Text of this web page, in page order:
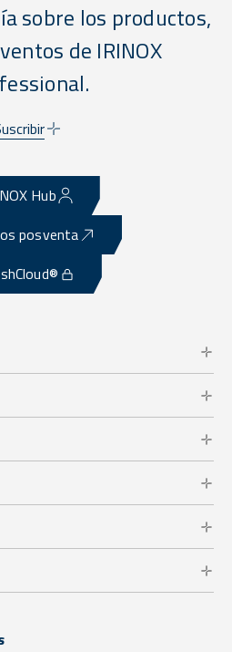
sobre los productos,
de IRINOX
Hub
posventa